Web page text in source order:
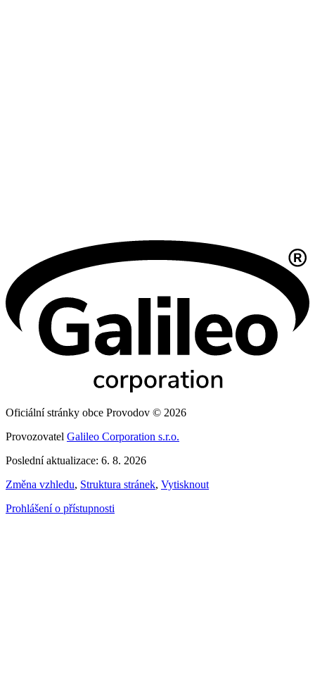
Oficiální stránky obce Provodov © 2026
Provozovatel Galileo Corporation s.r.o.
Poslední aktualizace: 6. 8. 2026
Změna vzhledu, Struktura stránek, Vytisknout
Prohlášení o přístupnosti